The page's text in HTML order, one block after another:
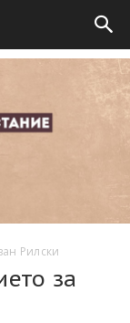
Рилски
за